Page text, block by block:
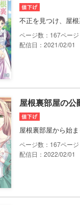
不正を見つけ、屋
167
配信日：2021/02/01
屋根裏部屋の公
屋根裏部屋から始
167
配信日：2022/02/01